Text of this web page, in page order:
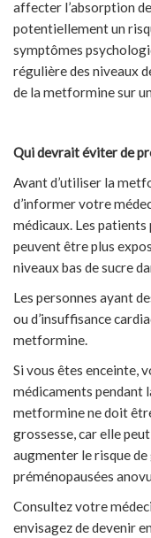
affecter l’absorption
potentiellement un
symptômes
régulière des niveaux
de la metformine sur
Qui devrait éviter de
Avant d’utiliser la
d’informer votre
médicaux. Les
peuvent être plus
niveaux bas de sucre
Les personnes ayant
ou d’insuffisance
metformine.
Si vous êtes enceinte,
médicaments pendant
metformine ne doit
grossesse, car elle
augmenter le risque
préménopausées
Consultez votre
envisagez de devenir